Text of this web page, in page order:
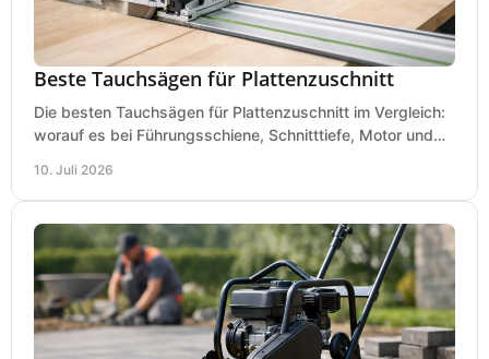
Beste Tauchsägen für Plattenzuschnitt
Die besten Tauchsägen für Plattenzuschnitt im Vergleich:
worauf es bei Führungsschiene, Schnitttiefe, Motor und
10. Juli 2026